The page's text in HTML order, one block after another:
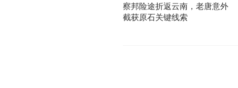
察邦险途折返云南，老唐意外
截获原石关键线索